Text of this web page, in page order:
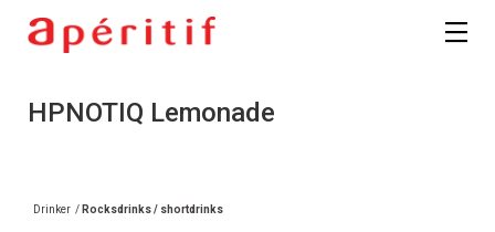
Registrer deg
HPNOTIQ Lemonade
Drinker / Rocksdrinks / shortdrinks